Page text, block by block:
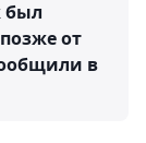
был
от
в